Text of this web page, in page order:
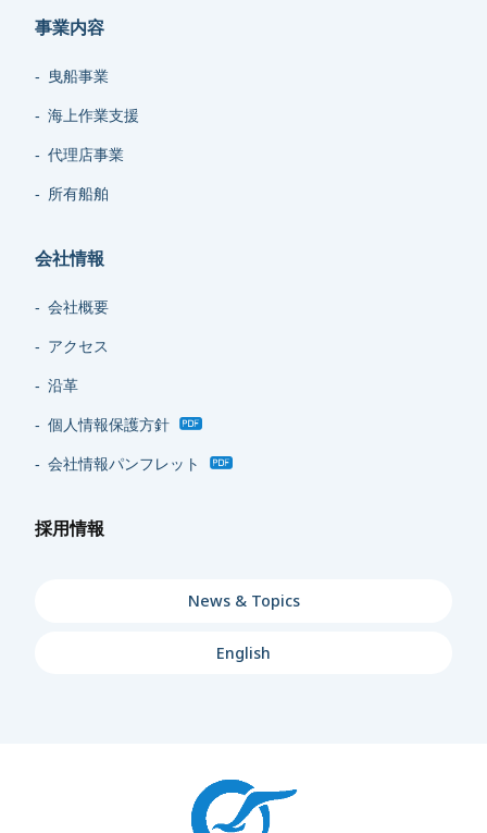
事業内容
曳船事業
海上作業支援
代理店事業
所有船舶
会社情報
会社概要
アクセス
沿革
個人情報保護方針
会社情報パンフレット
採用情報
News & Topics
English